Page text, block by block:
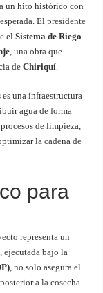
un hito histórico con
El presidente
elSistema de Riego
, una obra que
deChiriquí.
es una infraestructura
agua de forma
de limpieza,
la cadena de
para
representa un
ejecutada bajo la
, no solo asegura el
a la cosecha.